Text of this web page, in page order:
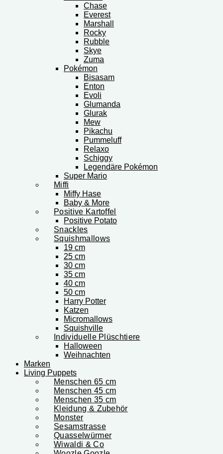
Chase
Everest
Marshall
Rocky
Rubble
Skye
Zuma
Pokémon
Bisasam
Enton
Evoli
Glumanda
Glurak
Mew
Pikachu
Pummeluff
Relaxo
Schiggy
Legendäre Pokémon
Super Mario
Miffi
Miffy Hase
Baby & More
Positive Kartoffel
Positive Potato
Snackles
Squishmallows
19 cm
25 cm
30 cm
35 cm
40 cm
50 cm
Harry Potter
Katzen
Micromallows
Squishville
Individuelle Plüschtiere
Halloween
Weihnachten
Marken
Living Puppets
Menschen 65 cm
Menschen 45 cm
Menschen 35 cm
Kleidung & Zubehör
Monster
Sesamstrasse
Quasselwürmer
Wiwaldi & Co